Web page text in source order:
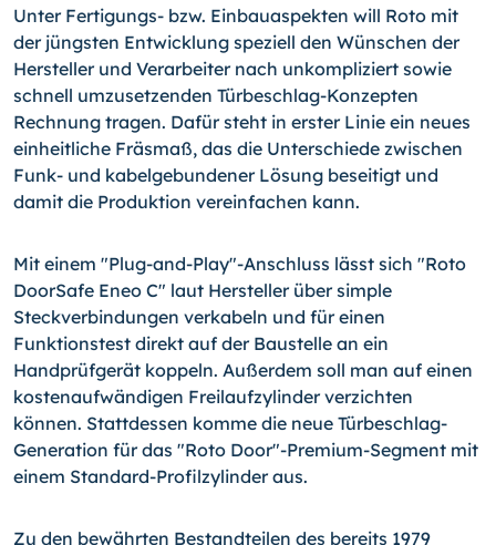
Unter Fertigungs- bzw. Einbauaspekten will Roto mit
der jüngsten Entwicklung speziell den Wünschen der
Hersteller und Verarbeiter nach unkompliziert sowie
schnell umzusetzenden Türbeschlag-Konzepten
Rechnung tragen. Dafür steht in erster Linie ein neues
einheitliche Fräsmaß, das die Unterschiede zwischen
Funk- und kabelgebundener Lösung beseitigt und
damit die Produktion vereinfachen kann.
Mit einem "Plug-and-Play"-Anschluss lässt sich "Roto
DoorSafe Eneo C" laut Hersteller über simple
Steckverbindungen verkabeln und für einen
Funktionstest direkt auf der Baustelle an ein
Handprüfgerät koppeln. Außerdem soll man auf einen
kostenaufwändigen Freilaufzylinder verzichten
können. Stattdessen komme die neue Türbeschlag-
Generation für das "Roto Door"-Premium-Segment mit
einem Standard-Profilzylinder aus.
Zu den bewährten Bestandteilen des bereits 1979